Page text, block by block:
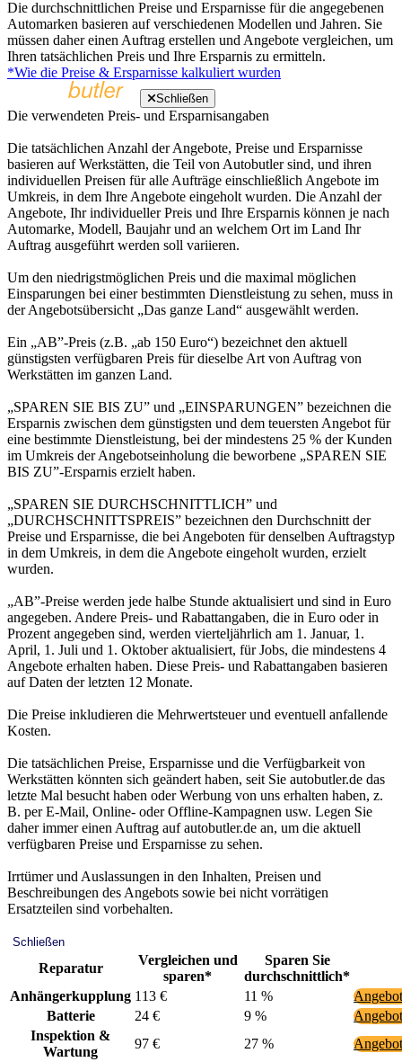
Die durchschnittlichen Preise und Ersparnisse für die angegebenen
Automarken basieren auf verschiedenen Modellen und Jahren. Sie
müssen daher einen Auftrag erstellen und Angebote vergleichen, um
Ihren tatsächlichen Preis und Ihre Ersparnis zu ermitteln.
*Wie die Preise & Ersparnisse kalkuliert wurden
Schließen
Die verwendeten Preis- und Ersparnisangaben
Die tatsächlichen Anzahl der Angebote, Preise und Ersparnisse
basieren auf Werkstätten, die Teil von Autobutler sind, und ihren
individuellen Preisen für alle Aufträge einschließlich Angebote im
Umkreis, in dem Ihre Angebote eingeholt wurden. Die Anzahl der
Angebote, Ihr individueller Preis und Ihre Ersparnis können je nach
Automarke, Modell, Baujahr und an welchem Ort im Land Ihr
Auftrag ausgeführt werden soll variieren.
Um den niedrigstmöglichen Preis und die maximal möglichen
Einsparungen bei einer bestimmten Dienstleistung zu sehen, muss in
der Angebotsübersicht „Das ganze Land“ ausgewählt werden.
Ein „AB”-Preis (z.B. „ab 150 Euro“) bezeichnet den aktuell
günstigsten verfügbaren Preis für dieselbe Art von Auftrag von
Werkstätten im ganzen Land.
„SPAREN SIE BIS ZU” und „EINSPARUNGEN” bezeichnen die
Ersparnis zwischen dem günstigsten und dem teuersten Angebot für
eine bestimmte Dienstleistung, bei der mindestens 25 % der Kunden
im Umkreis der Angebotseinholung die beworbene „SPAREN SIE
BIS ZU”-Ersparnis erzielt haben.
„SPAREN SIE DURCHSCHNITTLICH” und
„DURCHSCHNITTSPREIS” bezeichnen den Durchschnitt der
Preise und Ersparnisse, die bei Angeboten für denselben Auftragstyp
in dem Umkreis, in dem die Angebote eingeholt wurden, erzielt
wurden.
„AB”-Preise werden jede halbe Stunde aktualisiert und sind in Euro
angegeben. Andere Preis- und Rabattangaben, die in Euro oder in
Prozent angegeben sind, werden vierteljährlich am 1. Januar, 1.
April, 1. Juli und 1. Oktober aktualisiert, für Jobs, die mindestens 4
Angebote erhalten haben. Diese Preis- und Rabattangaben basieren
auf Daten der letzten 12 Monate.
Die Preise inkludieren die Mehrwertsteuer und eventuell anfallende
Kosten.
Die tatsächlichen Preise, Ersparnisse und die Verfügbarkeit von
Werkstätten könnten sich geändert haben, seit Sie autobutler.de das
letzte Mal besucht haben oder Werbung von uns erhalten haben, z.
B. per E-Mail, Online- oder Offline-Kampagnen usw. Legen Sie
daher immer einen Auftrag auf autobutler.de an, um die aktuell
verfügbaren Preise und Ersparnisse zu sehen.
Irrtümer und Auslassungen in den Inhalten, Preisen und
Beschreibungen des Angebots sowie bei nicht vorrätigen
Ersatzteilen sind vorbehalten.
Schließen
Reparatur
Vergleichen und
sparen*
Sparen Sie
durchschnittlich*
Anhängerkupplung 113 € 11 %
Batterie
24 € 9 %
Inspektion &
Wartung
97 € 27 %